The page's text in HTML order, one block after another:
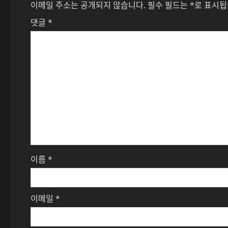
게
이
이메일 주소는 공개되지 않습니다. 필수 필드는 *로 표시
댓글 *
이름 *
이메일 *